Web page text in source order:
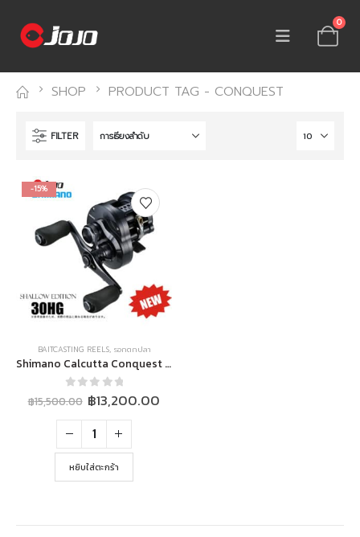
0
SHOP PRODUCT TAG - CONQUEST
FILTER
-15%
BAITCASTING REELS, รอกตกปลา
Shimano Calcutta Conquest 30HG SHALLOW EDITION 30HG / 31HG (CQ30HG / CQ31HG) รอกเบท ทรงกลมระดับพรีเมียม
out of 5
฿15,500.00 Original
price
was:
฿15,500.00.
฿13,200.00
หยิบใส่ตะกร้า